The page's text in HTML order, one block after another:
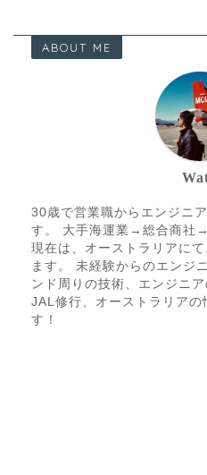
ABOUT ME
30歳で営業職からエンジニ
す。 大手海運業→総合商社→
現在は、オーストラリアに
ます。 未経験からのエンジ
ンド周りの技術、エンジニ
JAL修行、オーストラリアの
す！